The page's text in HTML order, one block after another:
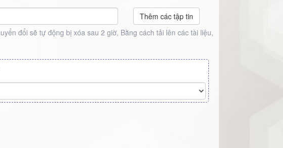
Thêm các tập tin
đổi sẽ tự động bị xóa sau 2 giờ, Bằng cách tải lên các tài liệu,